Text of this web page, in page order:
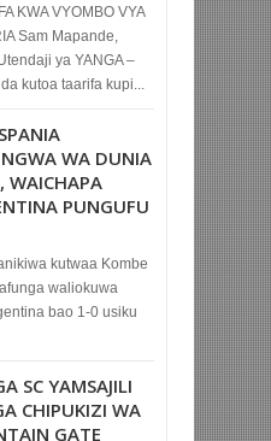
KWA VYOMBO VYA
Sam Mapande,
ya YANGA –
kutoa taarifa kupi...
WA DUNIA
WAICHAPA
PUNGUFU
kutwaa Kombe
waliokuwa
bao 1-0 usiku
SC YAMSAJILI
CHIPUKIZI WA
GATE